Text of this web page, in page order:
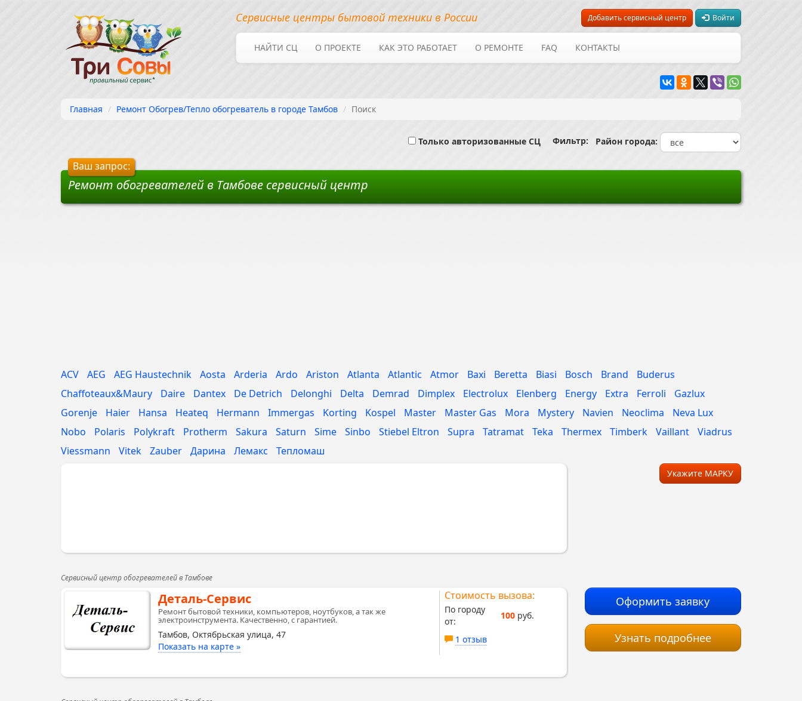
Добавить сервисный центр Войти
Сервисные центры бытовой техники в России
НАЙТИ СЦ О ПРОЕКТЕ КАК ЭТО РАБОТАЕТ О РЕМОНТЕ FAQ КОНТАКТЫ
Главная Ремонт Обогрев/Тепло обогреватель в городе Тамбов Поиск
Только авторизованные СЦ Фильтр: Район города:
Ваш запрос:
Ремонт обогревателей в Тамбове сервисный центр
ACV AEG AEG Haustechnik Aosta Arderia Ardo Ariston Atlanta Atlantic Atmor Baxi Beretta Biasi Bosch Brand
Buderus
Chaffoteaux&Maury
Daire Dantex De Detrich Delonghi Delta Demrad Dimplex Electrolux Elenberg Energy Extra Ferroli
Gazlux
Gorenje
Haier Hansa Heateq Hermann Immergas Korting Kospel Master Master Gas Mora Mystery Navien Neoclima
Neva Lux
Nobo
Polaris Polykraft Protherm Sakura Saturn Sime Sinbo Stiebel Eltron Supra Tatramat Teka Thermex Timberk Vaillant
Viadrus
Viessmann
Vitek Zauber Дарина Лемакс Тепломаш
Укажите МАРКУ
Сервисный центр обогревателей в Тамбове
Деталь-Сервис
Ремонт бытовой техники, компьютеров, ноутбуков, а так же
электроинструмента. Качественно, с гарантией.
Тамбов, Октябрьская улица, 47
Показать на карте »
Стоимость вызова:
По городу
от:
100руб.
1 отзыв
Оформить заявку
Узнать подробнее